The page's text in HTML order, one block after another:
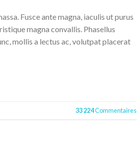
Fusce ante magna, iaculis ut purus
magna convallis. Phasellus
mollis a lectus ac, volutpat placerat
33 224Commentaires